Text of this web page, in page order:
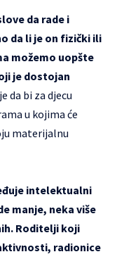
da rade i
da li je on fizički ili
možemo uopšte
je dostojan
da bi za djecu
u kojima će
materijalnu
intelektualni
manje, neka više
Roditelji koji
radionice